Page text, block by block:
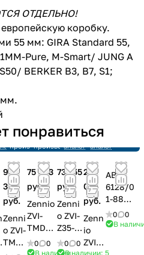
ОТДЕЛЬНО!
коробку.
55 мм: GIRA Standard 55,
Pure, M-Smart/ JUNG A
BERKER B3, B7, S1;
мм.
понравиться
на
Снято с
99
313
руб.
Zenni
o ZVI-
TMD
Снято с
75 633
руб.
Zennio
ZVI-
TMDV-
PA
TMD-
0
0
В наличии
производства
Ссылка на
73 755
руб.
Zenni
o ZVI-
Z35-W
Z35/
Панел
0
0
В наличии: 5
производства
Ссылка на
27
019
руб.
Zenn
io
ZVIF5
ABB
6128/0
1-884-
500
Термо
0
0
В